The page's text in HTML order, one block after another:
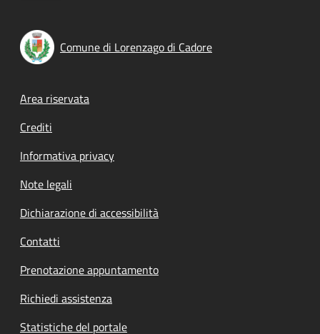
Comune di Lorenzago di Cadore
Footer menu
Area riservata
Crediti
Informativa privacy
Note legali
Dichiarazione di accessibilità
Contatti
Prenotazione appuntamento
Richiedi assistenza
Statistiche del portale